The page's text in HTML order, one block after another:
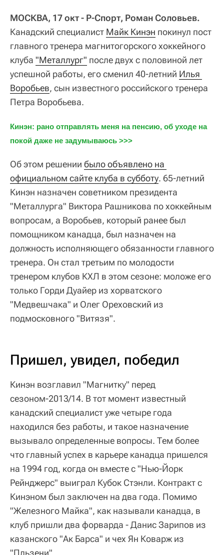
МОСКВА, 17 окт - Р-Спорт, Роман Соловьев.
Канадский специалист Майк Кинэн покинул пост
главного тренера магнитогорского хоккейного
клуба "Металлург" после двух с половиной лет
успешной работы, его сменил 40-летний Илья
Воробьев, сын известного российского тренера
Петра Воробьева.
Кинэн: рано отправлять меня на пенсию, об уходе на
покой даже не задумываюсь >>>
Об этом решении было объявлено на
официальном сайте клуба в субботу. 65-летний
Кинэн назначен советником президента
"Металлурга" Виктора Рашникова по хоккейным
вопросам, а Воробьев, который ранее был
помощником канадца, был назначен на
должность исполняющего обязанности главного
тренера. Он стал третьим по молодости
тренером клубов КХЛ в этом сезоне: моложе его
только Горди Дуайер из хорватского
"Медвешчака" и Олег Ореховский из
подмосковного "Витязя".
Пришел, увидел, победил
Кинэн возглавил "Магнитку" перед
сезоном-2013/14. В тот момент известный
канадский специалист уже четыре года
находился без работы, и такое назначение
вызывало определенные вопросы. Тем более
что главный успех в карьере канадца пришелся
на 1994 год, когда он вместе с "Нью-Йорк
Рейнджерс" выиграл Кубок Стэнли. Контракт с
Кинэном был заключен на два года. Помимо
"Железного Майка", как называли канадца, в
клуб пришли два форварда - Данис Зарипов из
казанского "Ак Барса" и чех Ян Коварж из
"Пльзени".